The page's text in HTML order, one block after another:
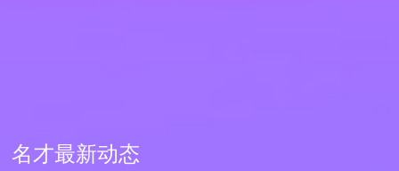
名才最新动态